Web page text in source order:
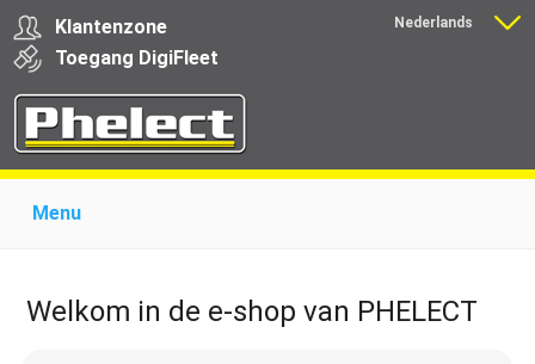
Klantenzone
Toegang DigiFleet
Nederlands
Menu
Producten voor transporteurs
Opleiding
Nieuws
Download
Welkom in de e-shop van PHELECT